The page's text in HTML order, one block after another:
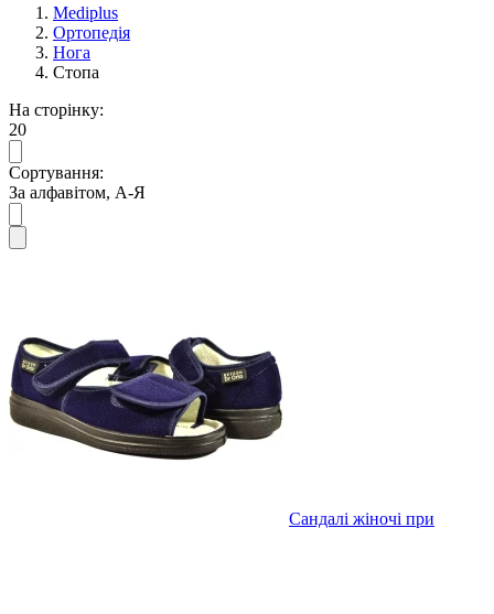
Mediplus
Ортопедія
Нога
Стопа
На сторінку:
20
Сортування:
За алфавітом, А-Я
Сандалі жіночі при